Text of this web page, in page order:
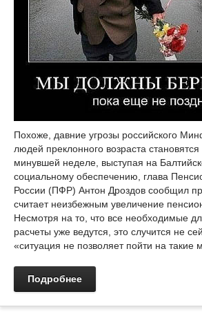
Похоже, давние угрозы российского
людей преклонного возраста становятся
минувшей неделе, выступая на
социальному обеспечению, глава
России (ПФР) Антон Дроздов сообщил
считает неизбежным увеличение
Несмотря на то, что все необходимые
расчеты уже ведутся, это случится не
«ситуация не позволяет пойти на такие
Подробнее